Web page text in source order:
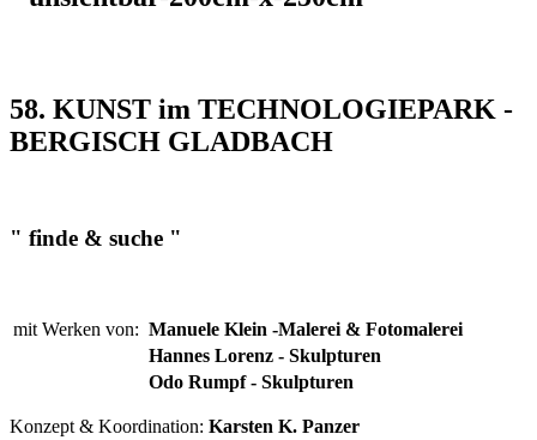
58. KUNST im TECHNOLOGIEPARK -
BERGISCH GLADBACH
" finde & suche "
mit Werken von: Manuele Klein -Malerei & Fotomalerei
Hannes Lorenz - Skulpturen
Odo Rumpf - Skulpturen
Konzept & Koordination: Karsten K. Panzer